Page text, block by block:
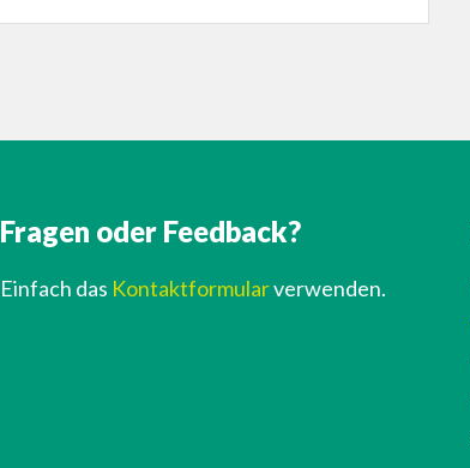
Fragen oder Feedback?
Einfach das Kontaktformularverwenden.